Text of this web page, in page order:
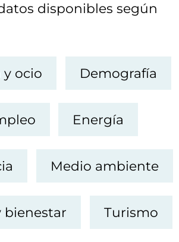
disponibles según
y ocio Demografía
Energía
Medio ambiente
bienestar Turismo